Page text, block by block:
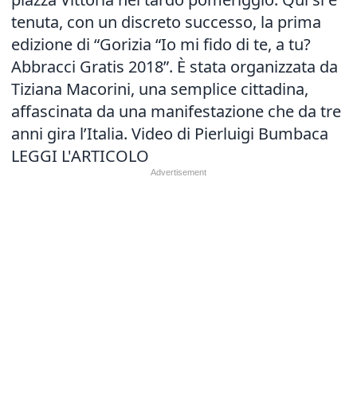
tenuta, con un discreto successo, la prima
edizione di “Gorizia “Io mi fido di te, a tu?
Abbracci Gratis 2018”. È stata organizzata da
Tiziana Macorini, una semplice cittadina,
affascinata da una manifestazione che da tre
anni gira l’Italia. Video di Pierluigi Bumbaca
LEGGI L'ARTICOLO